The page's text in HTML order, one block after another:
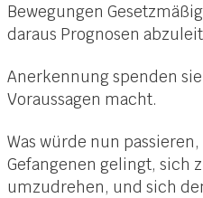
Bewegungen
daraus Prognosen
Anerkennung spenden
Voraussagen macht.
Was würde nun
Gefangenen gelingt, sich
umzudrehen, und sich